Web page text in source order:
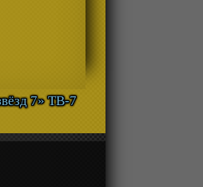
7» ТВ-7